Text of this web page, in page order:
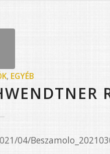
, EGYÉB
04/